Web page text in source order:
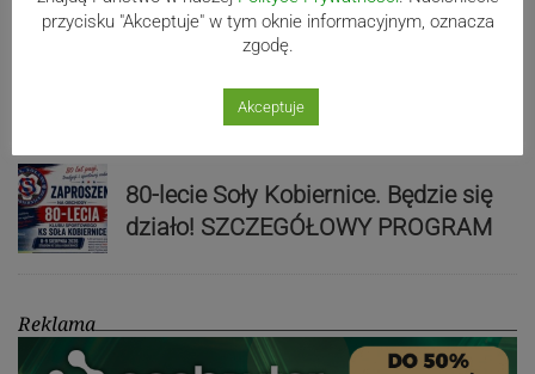
Bracia Szejowie ruszają po kolejne
punkty. Liderzy mistrzostw
wystartują w Rajdzie Rzeszowskim
80-lecie Soły Kobiernice. Będzie się
działo! SZCZEGÓŁOWY PROGRAM
Reklama
przycisku "Akceptuje" w tym oknie informacyjnym, oznacza
zgodę.
Akceptuje